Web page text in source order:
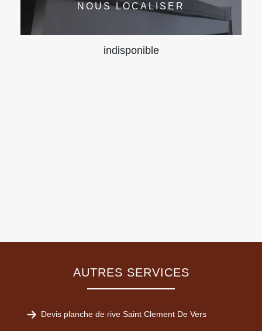
NOUS LOCALISER
indisponible
AUTRES SERVICES
Devis planche de rive Saint Clement De Vers